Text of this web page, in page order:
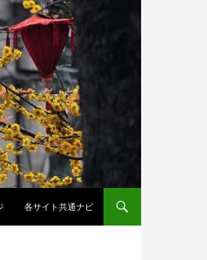
各サイト共通ナビ